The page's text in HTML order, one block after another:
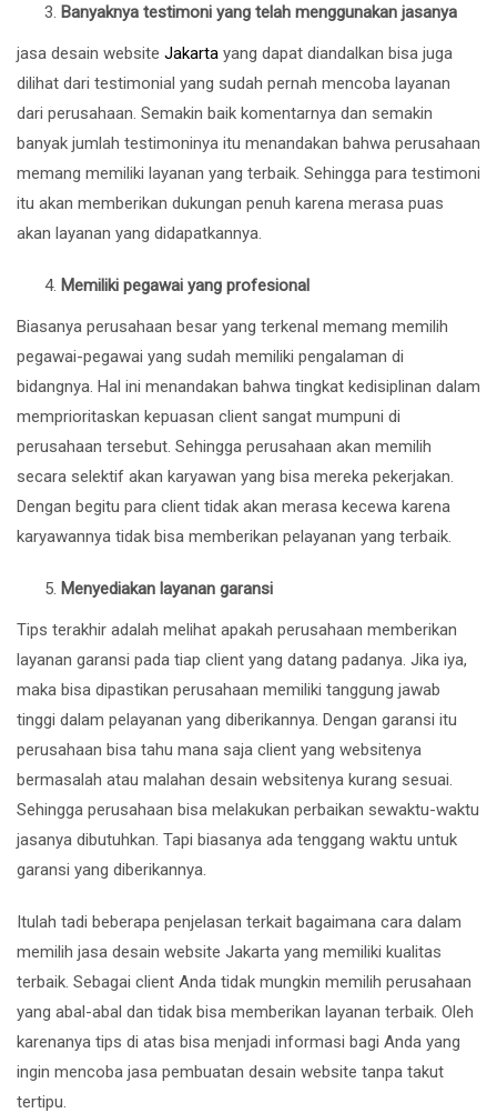
Banyaknya testimoni yang telah menggunakan jasanya
jasa desain website Jakarta yang dapat diandalkan bisa juga
dilihat dari testimonial yang sudah pernah mencoba layanan
dari perusahaan. Semakin baik komentarnya dan semakin
banyak jumlah testimoninya itu menandakan bahwa perusahaan
memang memiliki layanan yang terbaik. Sehingga para testimoni
itu akan memberikan dukungan penuh karena merasa puas
akan layanan yang didapatkannya.
Memiliki pegawai yang profesional
Biasanya perusahaan besar yang terkenal memang memilih
pegawai-pegawai yang sudah memiliki pengalaman di
bidangnya. Hal ini menandakan bahwa tingkat kedisiplinan dalam
memprioritaskan kepuasan client sangat mumpuni di
perusahaan tersebut. Sehingga perusahaan akan memilih
secara selektif akan karyawan yang bisa mereka pekerjakan.
Dengan begitu para client tidak akan merasa kecewa karena
karyawannya tidak bisa memberikan pelayanan yang terbaik.
Menyediakan layanan garansi
Tips terakhir adalah melihat apakah perusahaan memberikan
layanan garansi pada tiap client yang datang padanya. Jika iya,
maka bisa dipastikan perusahaan memiliki tanggung jawab
tinggi dalam pelayanan yang diberikannya. Dengan garansi itu
perusahaan bisa tahu mana saja client yang websitenya
bermasalah atau malahan desain websitenya kurang sesuai.
Sehingga perusahaan bisa melakukan perbaikan sewaktu-waktu
jasanya dibutuhkan. Tapi biasanya ada tenggang waktu untuk
garansi yang diberikannya.
Itulah tadi beberapa penjelasan terkait bagaimana cara dalam
memilih jasa desain website Jakarta yang memiliki kualitas
terbaik. Sebagai client Anda tidak mungkin memilih perusahaan
yang abal-abal dan tidak bisa memberikan layanan terbaik. Oleh
karenanya tips di atas bisa menjadi informasi bagi Anda yang
ingin mencoba jasa pembuatan desain website tanpa takut
tertipu.